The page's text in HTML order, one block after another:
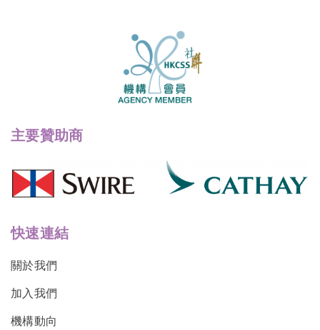
主要贊助商
快速連結
關於我們
加入我們
機構動向